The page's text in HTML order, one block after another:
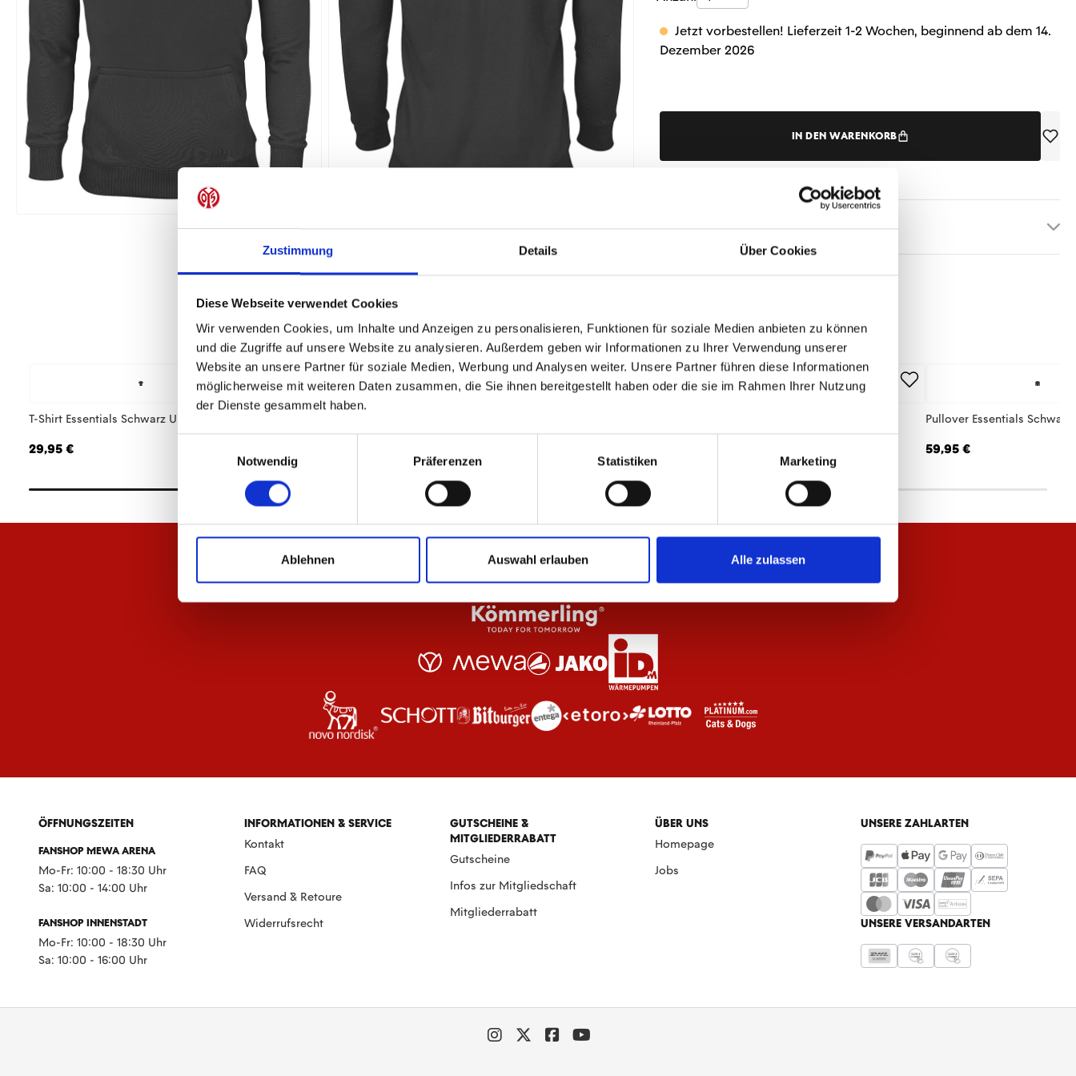
Zustimmung Details Über Cookies
Diese Webseite verwendet Cookies
Wir verwenden Cookies, um Inhalte und Anzeigen zu personalisieren, Funktionen für soziale Medien anbieten zu können
und die Zugriffe auf unsere Website zu analysieren. Außerdem geben wir Informationen zu Ihrer Verwendung unserer
Website an unsere Partner für soziale Medien, Werbung und Analysen weiter. Unsere Partner führen diese Informationen
möglicherweise mit weiteren Daten zusammen, die Sie ihnen bereitgestellt haben oder die sie im Rahmen Ihrer Nutzung
der Dienste gesammelt haben.
Notwendig
Präferenzen Statistiken Marketing
Ablehnen Auswahl erlauben Alle zulassen
Jetzt vorbestellen! Lieferzeit 1-2 Wochen, beginnend ab dem 14.
Dezember 2026
IN DEN WARENKORB
Produktdetails
T-Shirt Essentials Schwarz Unisex
29,95 €
Pullover Essentials Schwarz
59,95 €
ÖFFNUNGSZEITEN
FANSHOP MEWA ARENA
Mo-Fr: 10:00 - 18:30 Uhr
Sa: 10:00 - 14:00 Uhr
FANSHOP INNENSTADT
Mo-Fr: 10:00 - 18:30 Uhr
Sa: 10:00 - 16:00 Uhr
INFORMATIONEN & SERVICE
Kontakt
FAQ
Versand & Retoure
Widerrufsrecht
GUTSCHEINE &
MITGLIEDERRABATT
Gutscheine
Infos zur Mitgliedschaft
Mitgliederrabatt
ÜBER UNS
Homepage
Jobs
UNSERE ZAHLARTEN
UNSERE VERSANDARTEN